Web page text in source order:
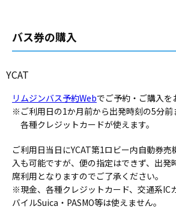
バス券の購入
YCAT
リムジンバス予約Webでご予約・ご購入を
※ご利用日の1か月前から出発時刻の5分前
各種クレジットカードが使えます。
ご利用日当日にYCAT第1ロビー内自動券
入も可能ですが、便の指定はできず、出発
席利用となりますのでご了承ください。
※現金、各種クレジットカード、交通系IC
バイルSuica・PASMO等は使えません。